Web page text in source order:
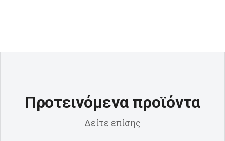
Προτεινόμενα προϊόντα
Δείτε επίσης